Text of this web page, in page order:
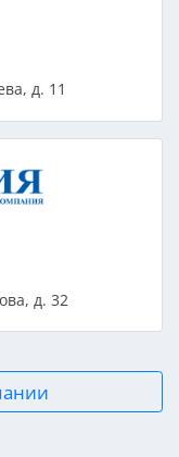
д. 11
д. 32